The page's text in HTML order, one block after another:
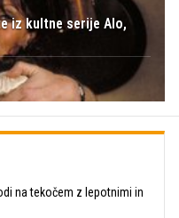
iz kultne serije Alo,
na tekočem z lepotnimi in